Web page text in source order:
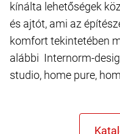
kínálta lehetőségek
és ajtót, ami az
komfort tekintetében
alábbi Internorm-
studio, home pure,